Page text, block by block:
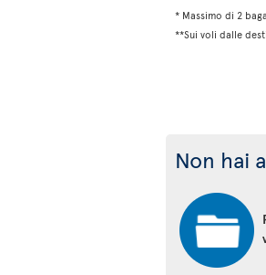
* Massimo di 2
**Sui voli dalle
Non hai